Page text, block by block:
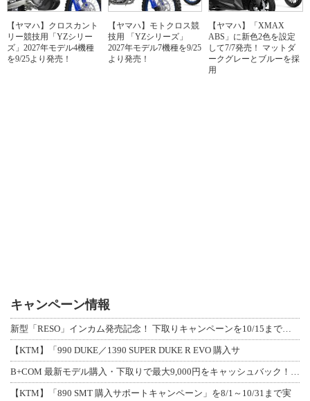
【ヤマハ】クロスカント
リー競技用「YZシリー
ズ」2027年モデル4機種
を9/25より発売！
【ヤマハ】モトクロス競
技用 「YZシリーズ」
2027年モデル7機種を9/25
より発売！
【ヤマハ】「XMAX
ABS」に新色2色を設定
して7/7発売！ マットダ
ークグレーとブルーを採
用
キャンペーン情報
新型「RESO」インカム発売記念！ 下取りキャンペーンを10/15まで延長して開
【KTM】「990 DUKE／1390 SUPER DUKE R EVO 購入サ
B+COM 最新モデル購入・下取りで最大9,000円をキャッシュバック！「B+F
【KTM】「890 SMT 購入サポートキャンペーン」を8/1～10/31まで実